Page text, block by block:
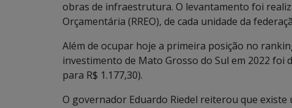
obras de infraestrutura. O levantamento foi
Orçamentária (RREO), de cada unidade da
Além de ocupar hoje a primeira posição no
investimento de Mato Grosso do Sul em 2022 foi
para R$ 1.177,30).
O governador Eduardo Riedel reiterou que existe